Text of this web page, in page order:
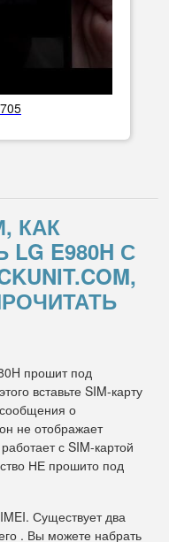
КАК
E980H С
прошит под
вставьте SIM-карту
о
не отображает
с SIM-картой
НЕ прошито под
Существует два
. Вы можете набрать